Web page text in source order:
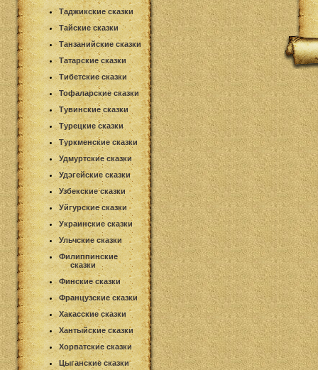
Таджикские сказки
Тайские сказки
Танзанийские сказки
Татарские сказки
Тибетские сказки
Тофаларские сказки
Тувинские сказки
Турецкие сказки
Туркменские сказки
Удмуртские сказки
Удэгейские сказки
Узбекские сказки
Уйгурские сказки
Украинские сказки
Ульчские сказки
Филиппинские
сказки
Финские сказки
Французские сказки
Хакасские сказки
Хантыйские сказки
Хорватские сказки
Цыганские сказки